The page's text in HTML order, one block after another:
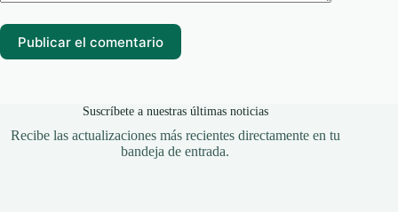
Publicar el comentario
Suscríbete a nuestras últimas noticias
Recibe las actualizaciones más recientes directamente en tu
bandeja de entrada.